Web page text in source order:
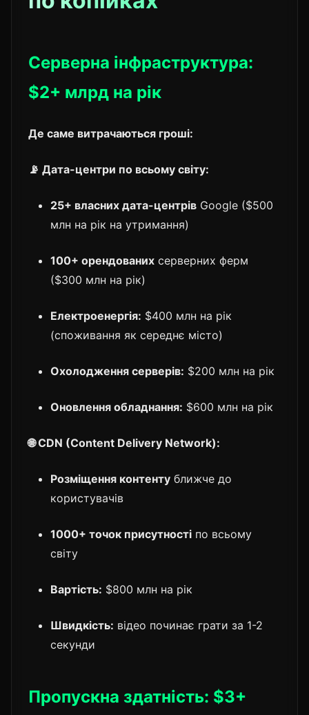
Серверна інфраструктура:
$2+ млрд на рік
Де саме витрачаються гроші:
📡 Дата-центри по всьому світу:
25+ власних дата-центрів Google ($500
млн на рік на утримання)
100+ орендованих серверних ферм
($300 млн на рік)
Електроенергія: $400 млн на рік
(споживання як середнє місто)
Охолодження серверів: $200 млн на рік
Оновлення обладнання: $600 млн на рік
🌐 CDN (Content Delivery Network):
Розміщення контенту ближче до
користувачів
1000+ точок присутності по всьому
світу
Вартість: $800 млн на рік
Швидкість: відео починає грати за 1-2
секунди
Пропускна здатність: $3+